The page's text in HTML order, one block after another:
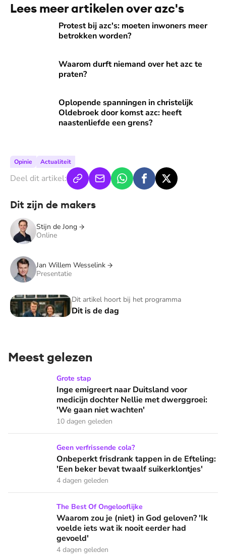
Lees meer artikelen over azc's
Protest bij azc's: moeten inwoners meer
betrokken worden?
Protest bij azc's: moeten inwoners meer betrokken
Waarom durft niemand over het azc te
praten?
Waarom durft niemand over het azc te praten?
Oplopende spanningen in christelijk
Oldebroek door komst azc: heeft
naastenliefde een grens?
Oplopende spanningen in christelijk Oldebroek door
Opinie Actualiteit
Deel dit artikel:
Dit zijn de makers
Stijn de Jong
Online
Jan Willem Wesselink
Presentatie
Dit artikel hoort bij het programma
Dit is de dag
Dit is de dag
Meest gelezen
Inge emigreert naar Duitsland voor medicijn dochter
Grote stap
Inge emigreert naar Duitsland voor
medicijn dochter Nellie met dwerggroei:
'We gaan niet wachten'
10 dagen geleden
Onbeperkt frisdrank tappen in de Efteling: 'Een beker
Geen verfrissende cola?
Onbeperkt frisdrank tappen in de Efteling:
'Een beker bevat twaalf suikerklontjes'
4 dagen geleden
Waarom zou je (niet) in God geloven? 'Ik voelde iets wat
The Best Of Ongelooflijke
Waarom zou je (niet) in God geloven? 'Ik
voelde iets wat ik nooit eerder had
gevoeld'
4 dagen geleden